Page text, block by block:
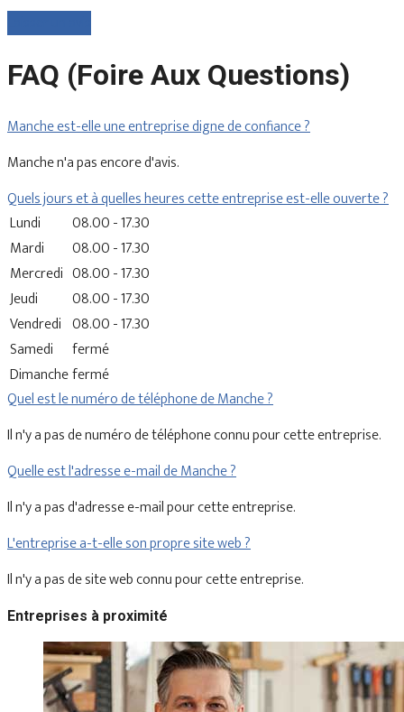
FAQ (Foire Aux Questions)
Manche est-elle une entreprise digne de confiance ?
Manche n'a pas encore d'avis.
Quels jours et à quelles heures cette entreprise est-elle ouverte ?
Lundi
08.00 - 17.30
Mardi
08.00 - 17.30
Mercredi 08.00 - 17.30
Jeudi
08.00 - 17.30
Vendredi 08.00 - 17.30
Samedi
fermé
Dimanchefermé
Quel est le numéro de téléphone de Manche ?
Il n'y a pas de numéro de téléphone connu pour cette entreprise.
Quelle est l'adresse e-mail de Manche ?
Il n'y a pas d'adresse e-mail pour cette entreprise.
L'entreprise a-t-elle son propre site web ?
Il n'y a pas de site web connu pour cette entreprise.
Entreprises à proximité